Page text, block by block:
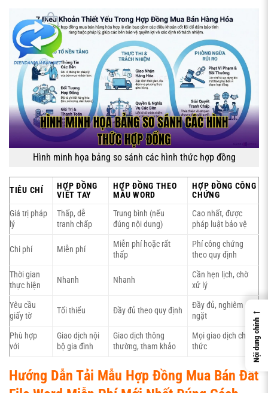
Hình minh họa bảng so sánh các hình thức hợp đồng
TIÊU CHÍ
HỢP ĐỒNG
VIẾT TAY
HỢP ĐỒNG THEO
MẪU WORD
HỢP ĐỒNG CÔNG
CHỨNG
Giá trị pháp
lý
Thấp, dễ
tranh chấp
Trung bình (nếu
đúng nội dung)
Cao nhất, được
pháp luật bảo vệ
Chi phí Miễn phí
Miễn phí hoặc rất
thấp
Phí công chứng
theo quy định
Thời gian
thực hiện
Nhanh Nhanh
Cần hẹn lịch, chờ
xử lý
Yêu cầu
giấy tờ
Tối thiểu Đầy đủ theo quy định
Đầy đủ, nghiêm
ngặt
Phù hợp
với
Giao dịch nội
bộ gia đình
Giao dịch thông
thường, tham khảo
Mọi giao dịch chính
thức
Hướng Dẫn Tải Mẫu Hợp Đồng Mua Bán Đất
←
Nội dung chính